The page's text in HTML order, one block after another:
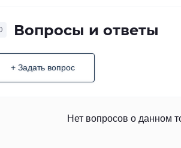
Вопросы и ответы
+ Задать вопрос
Нет вопросов о данном